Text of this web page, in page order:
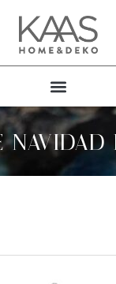
NAVIDAD